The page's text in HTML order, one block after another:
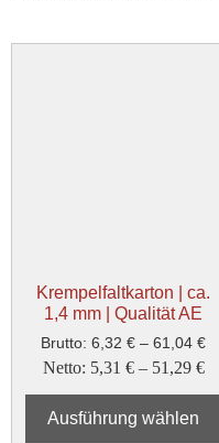
Krempelfaltkarton | ca.
1,4 mm | Qualität AE
Brutto: 6,32 € – 61,04 €
Netto: 5,31 € – 51,29 €
Ausführung wählen